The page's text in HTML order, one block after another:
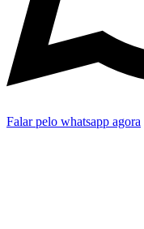
Falar pelo whatsapp agora